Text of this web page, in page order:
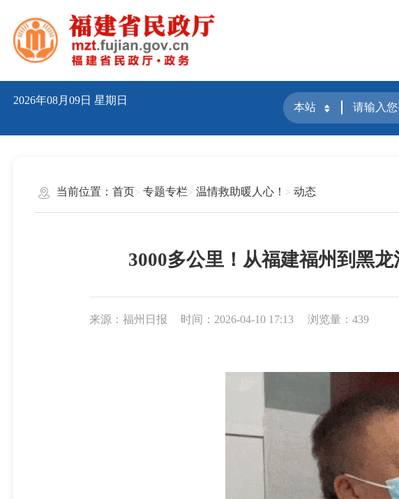
2026年08月09日 星期日
当前位置： 首页 专题专栏 温情救助暖人心！ 动态
3000多公里！从福建福州到黑
来源：福州日报 时间：2026-04-10 17:13 浏览量：439